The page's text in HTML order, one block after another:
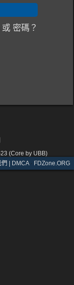
密碼？
(Core by UBB)
| DMCA· FDZone.ORG